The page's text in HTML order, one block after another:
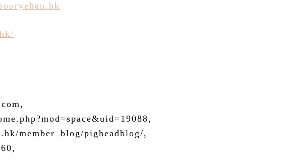
member_blog/pigheadblog/,